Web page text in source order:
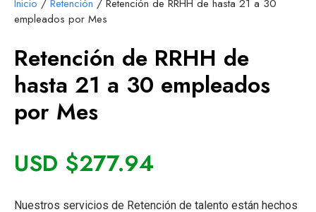
Inicio / Retención / Retención de RRHH de hasta 21 a 30
empleados por Mes
Retención de RRHH de
hasta 21 a 30 empleados
por Mes
USD $277.94
Nuestros servicios de Retención de talento están hechos